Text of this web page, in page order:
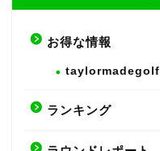
お得な情報
taylormadegolf
ランキング